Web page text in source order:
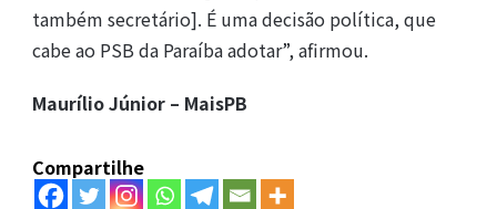
também secretário]. É uma decisão política, que
cabe ao PSB da Paraíba adotar”, afirmou.
Maurílio Júnior – MaisPB
Compartilhe